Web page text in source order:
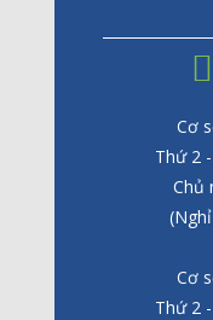
Cơ
Thứ 2
Chủ
Cơ
Thứ 2